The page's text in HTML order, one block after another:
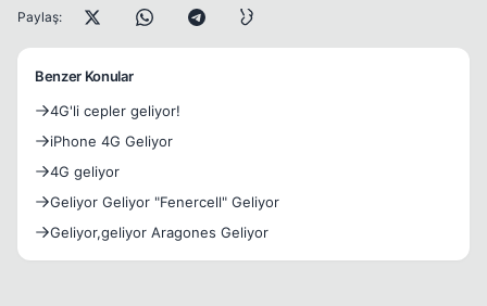
Paylaş:
Benzer Konular
4G'li cepler geliyor!
iPhone 4G Geliyor
4G geliyor
Geliyor Geliyor "Fenercell" Geliyor
Geliyor,geliyor Aragones Geliyor